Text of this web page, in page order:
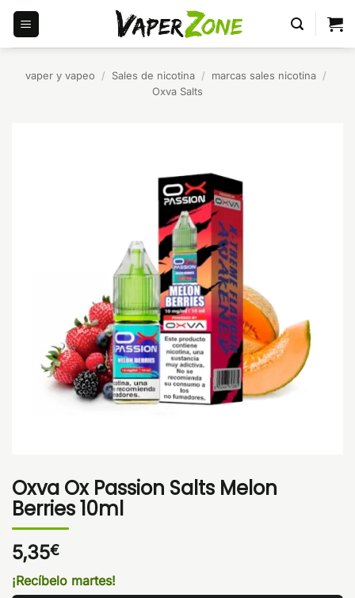
Saltar
contenido
vaper y vapeo / Sales de nicotina / marcas sales nicotina /
Oxva Salts
Oxva Ox Passion Salts Melon
Berries 10ml
5,35€
¡Recíbelo martes!